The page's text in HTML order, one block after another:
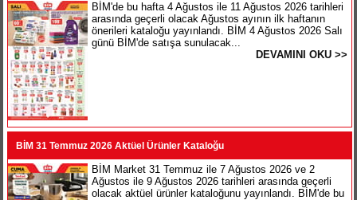
BİM'de bu hafta 4 Ağustos ile 11 Ağustos 2026 tarihleri
arasında geçerli olacak Ağustos ayının ilk haftanın
önerileri kataloğu yayınlandı. BİM 4 Ağustos 2026 Salı
günü BİM'de satışa sunulacak...
DEVAMINI OKU >>
BİM 31 Temmuz 2026 Aktüel Ürünler Kataloğu
BİM Market 31 Temmuz ile 7 Ağustos 2026 ve 2
Ağustos ile 9 Ağustos 2026 tarihleri arasında geçerli
olacak aktüel ürünler kataloğunu yayınlandı. BİM'de bu